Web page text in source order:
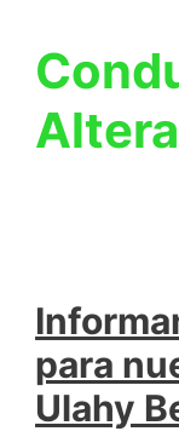
para
Ulahy